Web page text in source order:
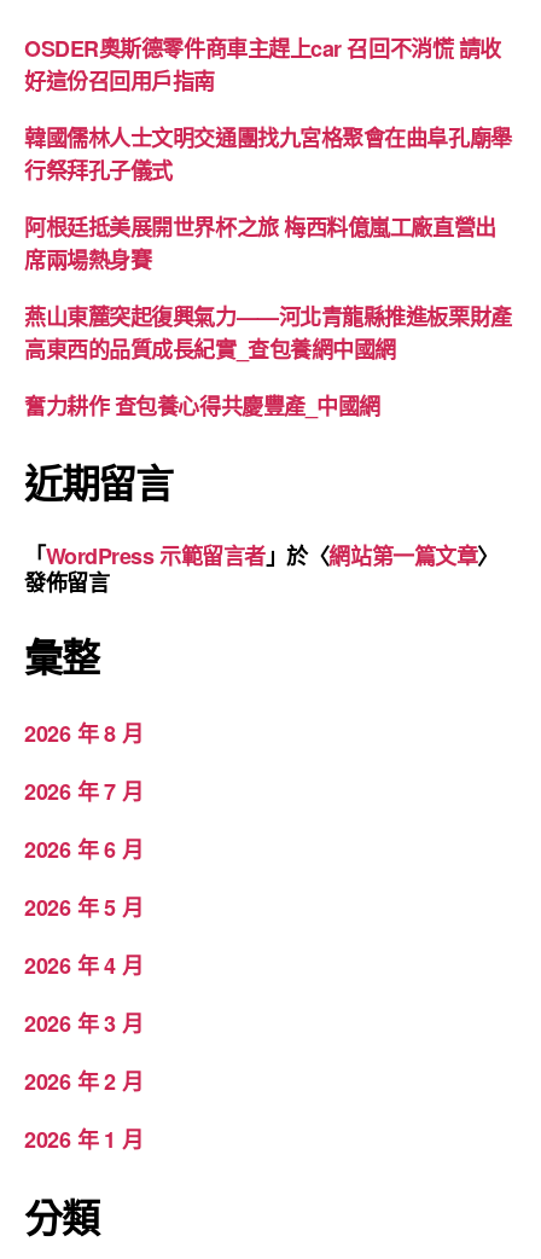
OSDER奧斯德零件商車主趕上car 召回不消慌 請收
好這份召回用戶指南
韓國儒林人士文明交通團找九宮格聚會在曲阜孔廟舉
行祭拜孔子儀式
阿根廷抵美展開世界杯之旅 梅西料億嵐工廠直營出
席兩場熱身賽
燕山東麓突起復興氣力——河北青龍縣推進板栗財產
高東西的品質成長紀實_查包養網中國網
奮力耕作 查包養心得共慶豐產_中國網
近期留言
「WordPress 示範留言者」於〈網站第一篇文章〉
發佈留言
彙整
2026 年 8 月
2026 年 7 月
2026 年 6 月
2026 年 5 月
2026 年 4 月
2026 年 3 月
2026 年 2 月
2026 年 1 月
分類